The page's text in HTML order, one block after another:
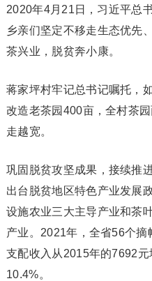
2020年4月21日，习近平总
乡亲们坚定不移走生态优先
茶兴业，脱贫奔小康。
蒋家坪村牢记总书记嘱托，
改造老茶园400亩，全村茶
走越宽。
巩固脱贫攻坚成果，接续推
出台脱贫地区特色产业发展
设施农业三大主导产业和茶
产业。2021年，全省56个
支配收入从2015年的7692
10.4%。